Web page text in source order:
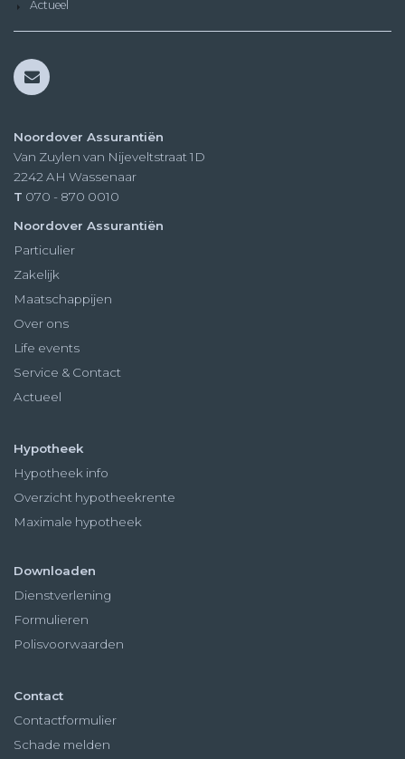
Actueel
Noordover Assurantiën
Van Zuylen van Nijeveltstraat 1D
2242 AH Wassenaar
T 070 - 870 0010
Noordover Assurantiën
Particulier
Zakelijk
Maatschappijen
Over ons
Life events
Service & Contact
Actueel
Hypotheek
Hypotheek info
Overzicht hypotheekrente
Maximale hypotheek
Downloaden
Dienstverlening
Formulieren
Polisvoorwaarden
Contact
Contactformulier
Schade melden